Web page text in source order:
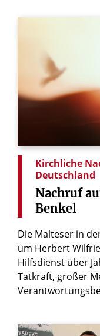
Kirchliche
Deutschland
Nachruf
Benkel
Die Malteser in
um Herbert
Hilfsdienst über
Tatkraft, großer